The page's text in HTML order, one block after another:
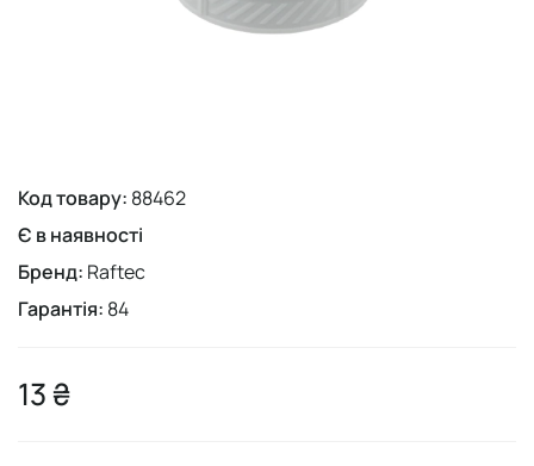
Код товару: 88462
Є в наявності
Бренд: Raftec
Гарантія: 84
13 ₴